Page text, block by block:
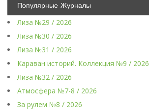
Популярные Журналы
Лиза №29 / 2026
Лиза №30 / 2026
Лиза №31 / 2026
Караван историй. Коллекция №9 / 2026
Лиза №32 / 2026
Атмосфера №7-8 / 2026
За рулем №8 / 2026